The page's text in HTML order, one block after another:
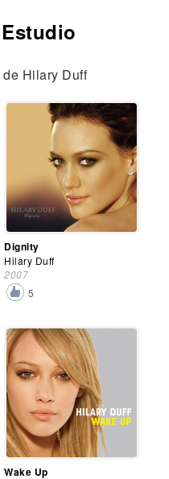
Hilary Duff
Dignity
Hilary Duff
2007
5
Wake Up